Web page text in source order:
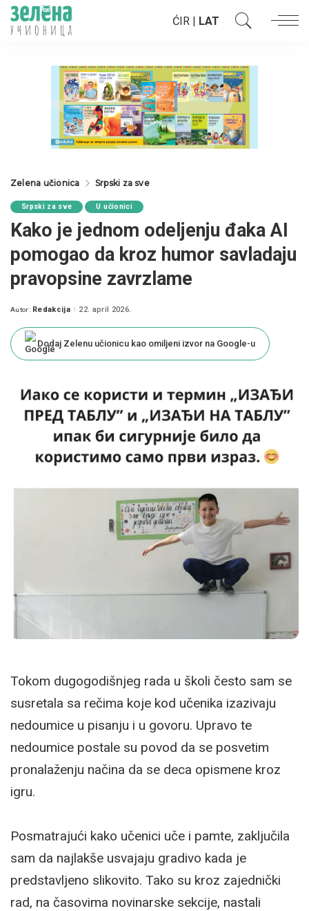
ĆIR | LAT
Zelena učionica Srpski za sve
Srpski za sve U učionici
Kako je jednom odeljenju đaka AI
pomogao da kroz humor savladaju
pravopsine zavrzlame
Posted
Autor: Redakcija 22. april 2026.
Dodaj Zelenu učionicu kao omiljeni izvor na Google-u
Tokom dugogodišnjeg rada u školi često sam se
susretala sa rečima koje kod učenika izazivaju
nedoumice u pisanju i u govoru. Upravo te
nedoumice postale su povod da se posvetim
pronalaženju načina da se deca opismene kroz
igru.
Posmatrajući kako učenici uče i pamte, zaključila
sam da najlakše usvajaju gradivo kada je
predstavljeno slikovito. Tako su kroz zajednički
rad, na časovima novinarske sekcije, nastali